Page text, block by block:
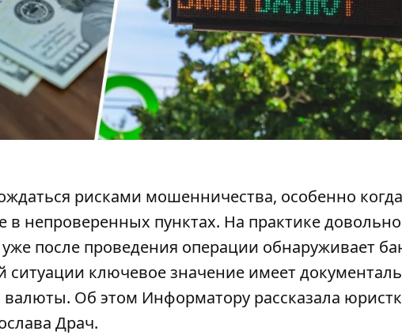
рисками мошенничества, особенно
непроверенных пунктах. На практике довольно
после проведения операции обнаруживает
ситуации ключевое значение имеет
Об этом Информатору рассказала
Драч.